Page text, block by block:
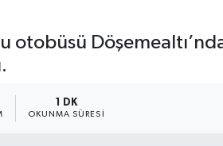
otobüsü
1 DK
OKUNMA SÜRESI